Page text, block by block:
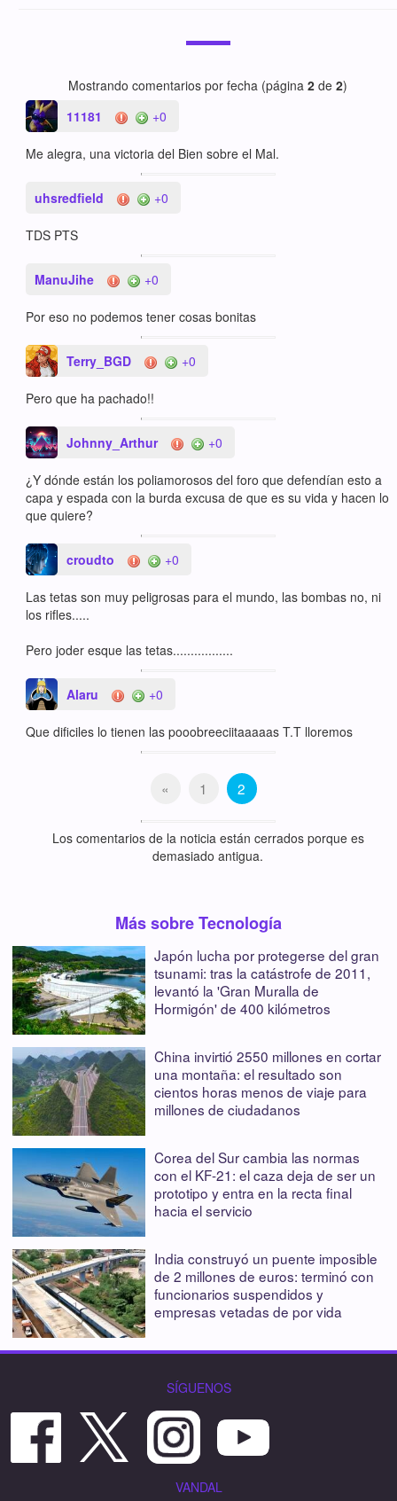
Mostrando comentarios por fecha (página 2 de 2)
11181
+0
Me alegra, una victoria del Bien sobre el Mal.
uhsredfield +0
TDS PTS
ManuJihe +0
Por eso no podemos tener cosas bonitas
Terry_BGD +0
Pero que ha pachado!!
Johnny_Arthur +0
¿Y dónde están los poliamorosos del foro que defendían esto a
capa y espada con la burda excusa de que es su vida y hacen lo
que quiere?
croudto +0
Las tetas son muy peligrosas para el mundo, las bombas no, ni
los rifles.....
Pero joder esque las tetas.................
Alaru +0
Que dificiles lo tienen las pooobreeciitaaaaas T.T lloremos
« 1 2
Los comentarios de la noticia están cerrados porque es
demasiado antigua.
Más sobre Tecnología
Japón lucha por protegerse del gran
tsunami: tras la catástrofe de 2011,
levantó la 'Gran Muralla de
Hormigón' de 400 kilómetros
China invirtió 2550 millones en cortar
una montaña: el resultado son
cientos horas menos de viaje para
millones de ciudadanos
Corea del Sur cambia las normas
con el KF-21: el caza deja de ser un
prototipo y entra en la recta final
hacia el servicio
India construyó un puente imposible
de 2 millones de euros: terminó con
funcionarios suspendidos y
empresas vetadas de por vida
SÍGUENOS
VANDAL